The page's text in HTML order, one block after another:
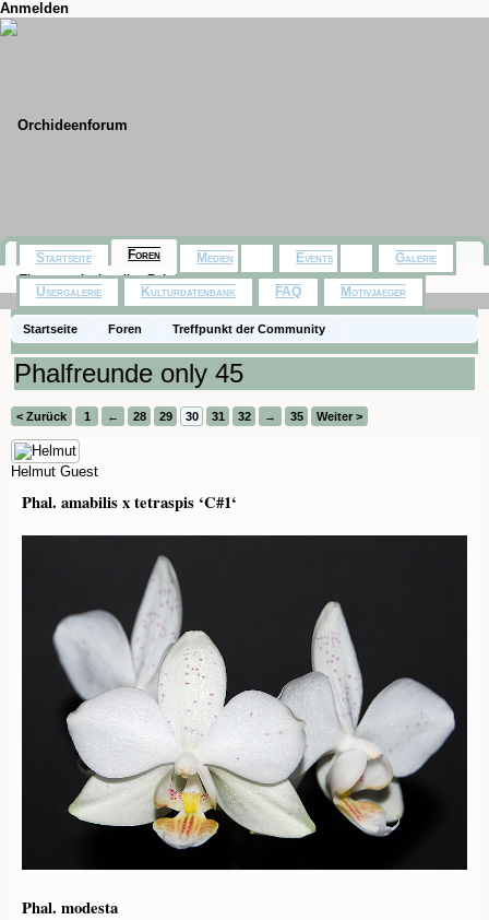
Anmelden
Startseite Foren
Treffpunkt der Community
Orchideenfotos (Phalaenopsis)
Phalfreunde only 45
< Zurück 1 ← 28 29 30 31 32 → 35 Weiter >
Helmut Guest
Phal. amabilis x tetraspis ‘C#1‘
Phal. modesta
Startseite Foren
Themen mit aktuellen Beiträgen
Medien Events Galerie
Usergalerie Kulturdatenbank FAQ Motivjaeger